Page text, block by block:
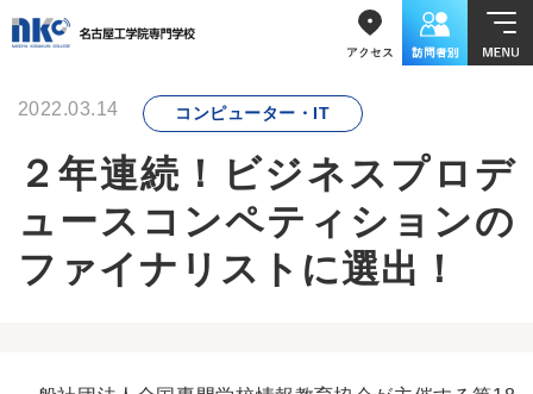
2022.03.14 コンピューター・IT
２年連続！ビジネスプロデ
ュースコンペティションの
ファイナリストに選出！